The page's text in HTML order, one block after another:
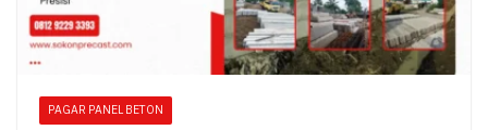
PAGAR PANEL BETON